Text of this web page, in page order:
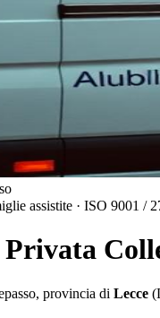
assistite · ISO 9001 /
, provincia di Lecce (